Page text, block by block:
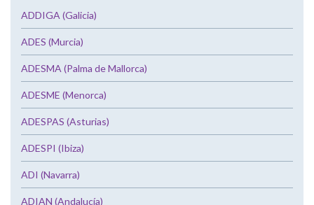
ADDIGA (Galicia)
ADES (Murcia)
ADESMA (Palma de Mallorca)
ADESME (Menorca)
ADESPAS (Asturias)
ADESPI (Ibiza)
ADI (Navarra)
ADIAN (Andalucía)